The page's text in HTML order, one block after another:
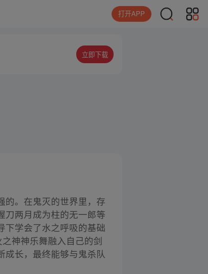
打开APP
立即下载
的。在鬼灭的世界里，存
刀两月成为柱的无一郎等
下学会了水之呼吸的基础
神神乐舞融入自己的剑
成长，最终能够与鬼杀队